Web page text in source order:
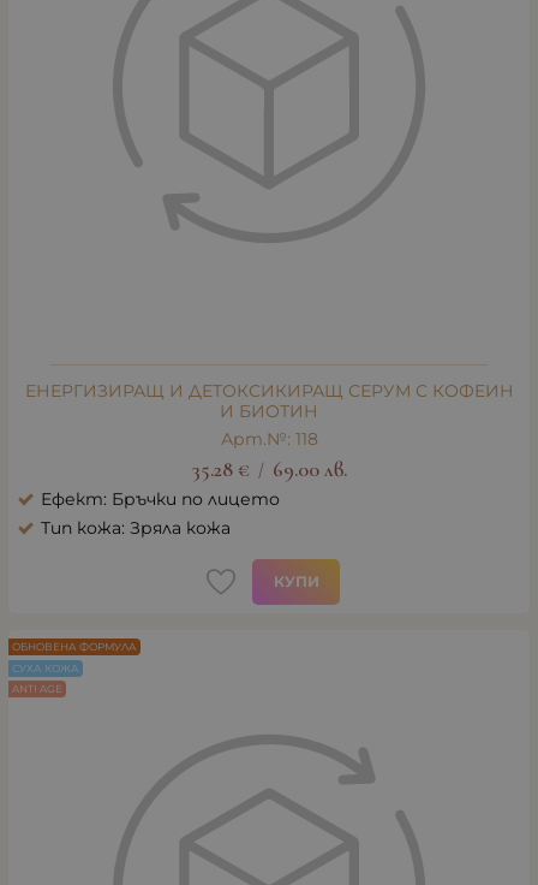
ЕНЕРГИЗИРАЩ И ДЕТОКСИКИРАЩ СЕРУМ С КОФЕИН
И БИОТИН
Арт.№: 118
35.28 € / 69.00 лв.
Ефект: Бръчки по лицето
Тип кожа: Зряла кожа
КУПИ
ОБНОВЕНА ФОРМУЛА
СУХА КОЖА
ANTI AGE